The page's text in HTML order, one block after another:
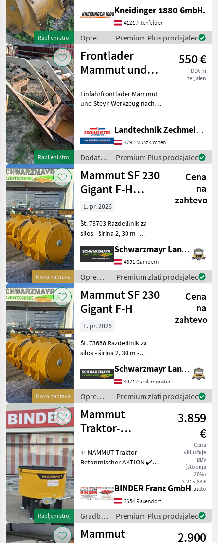
Rabljeni stroj
Kneidinger 1880 GmbH.
4121 Altenfelden
Oprema
za
krmljenje
/
Mammut
Premium Plus prodajalec
Rabljeni stroj
Frontlader
Mammut und
550 €
DDV ni
terjalen
Einfahrfrontlader Mammut
und Steyr, Werkzeug nach
nakladalec
Landtechnik Zechmeister GmbH & Co KG
4792 Münzkirchen
Dodatna
oprema
za
traktorje
/
Mammut
Premium Plus prodajalec
Nova naprava
Mammut SF 230
Gigant F-H
razdelilnik za
silos
Cena
na
zahtevo
L. pr. 2026
Št. 73703 Razdelilnik za
silos - širina 2, 30 m -
(vključno z lopaticami) - s
kardanskim gredom - s
trikotnim priklopom -
primeren za montažo na
Schwarzmayr Landtechnik GmbH - Gampern
4851 Gampern
Oprema
za
krmljenje
/
Mammut
Premium zlati prodajalec
Nova naprava
Mammut SF 230
Gigant F-H
Cena
na
zahtevo
L. pr. 2026
Št. 73688 Razdelilnik za
silos - širina 2, 30 m -
(vključno z lopaticami) - s
kardanskim gredom - s
trikotnim priklopom -
primeren za montažo na
Schwarzmayr Landtechnik GmbH - Aurolzmünster
4971 Aurolzmünster
Oprema
za
krmljenje
/
Mammut
Premium zlati prodajalec
Rabljeni stroj
Mammut
Traktor-
TM 125 lagernd
3.859
€
Cena
vključuje
DDV
(stopnja
20%)
3.215,83 €
neto
✨ MAMMUT Traktor
Betonmischer AKTION ✔️
serienmäßiger Ausführung
✔️ Serienmäßig wird der
TURBO MIX ✔️ mittels Trakt
BINDER Franz GmbH & CoKG
3654 Raxendorf
Gradbeni
stroji /
Mammut
Premium Plus prodajalec
Mammut
2.900